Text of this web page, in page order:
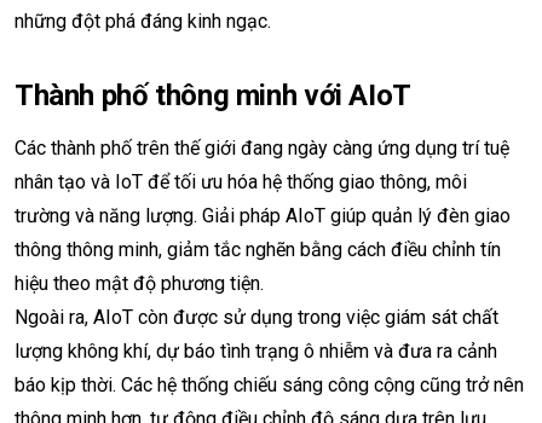
những đột phá đáng kinh ngạc.
Thành phố thông minh với AIoT
Các thành phố trên thế giới đang ngày càng ứng dụng trí tuệ
nhân tạo và IoT để tối ưu hóa hệ thống giao thông, môi
trường và năng lượng. Giải pháp AIoT giúp quản lý đèn giao
thông thông minh, giảm tắc nghẽn bằng cách điều chỉnh tín
hiệu theo mật độ phương tiện.
Ngoài ra, AIoT còn được sử dụng trong việc giám sát chất
lượng không khí, dự báo tình trạng ô nhiễm và đưa ra cảnh
báo kịp thời. Các hệ thống chiếu sáng công cộng cũng trở nên